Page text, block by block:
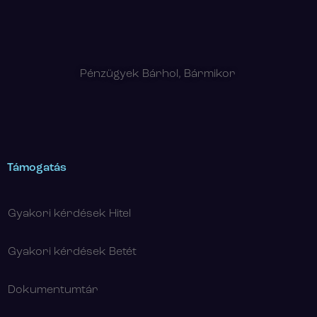
Pénzügyek Bárhol, Bármikor
Támogatás
Gyakori kérdések Hitel
Gyakori kérdések Betét
Dokumentumtár